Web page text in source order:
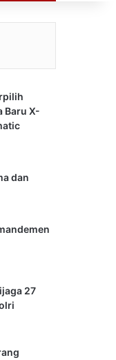
Baru X-
dan
27